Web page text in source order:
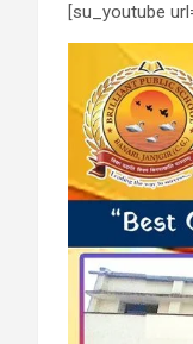
[su_youtube